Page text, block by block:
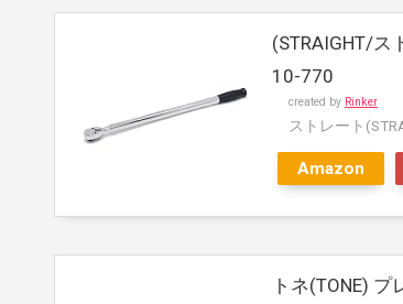
(STRAIGHT/
10-770
created by Rinker
ストレート
Amazon
トネ(TONE)